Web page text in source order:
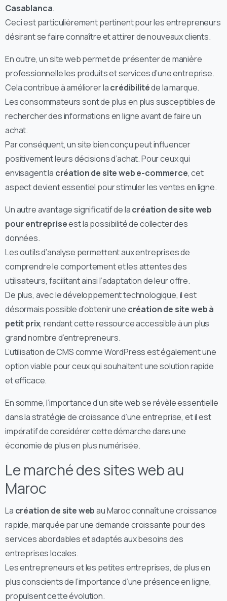
Casablanca.
Ceci est particulièrement pertinent pour les entrepreneurs
désirant se faire connaître et attirer de nouveaux clients.
En outre, un site web permet de présenter de manière
professionnelle les produits et services d’une entreprise.
Cela contribue à améliorer lacrédibilitéde la marque.
Les consommateurs sont de plus en plus susceptibles de
rechercher des informations en ligne avant de faire un
achat.
Par conséquent, un site bien conçu peut influencer
positivement leurs décisions d’achat. Pour ceux qui
envisagent la création de site web e-commerce, cet
aspect devient essentiel pour stimuler les ventes en ligne.
Un autre avantage significatif de lacréation de site web
pour entrepriseest la possibilité de collecter des
données.
Les outils d’analyse permettent aux entreprises de
comprendre le comportement et les attentes des
utilisateurs, facilitant ainsi l’adaptation de leur offre.
De plus, avec le développement technologique, il est
désormais possible d’obtenir une création de site web à
petit prix, rendant cette ressource accessible à un plus
grand nombre d’entrepreneurs.
L’utilisation de CMS comme WordPress est également une
option viable pour ceux qui souhaitent une solution rapide
et efficace.
En somme, l’importance d’un site web se révèle essentielle
dans la stratégie de croissance d’une entreprise, et il est
impératif de considérer cette démarche dans une
économie de plus en plus numérisée.
Le marché des sites web au
Maroc
La création de site webau Maroc connaît une croissance
rapide, marquée par une demande croissante pour des
services abordables et adaptés aux besoins des
entreprises locales.
Les entrepreneurs et les petites entreprises, de plus en
plus conscients de l’importance d’une présence en ligne,
propulsent cette évolution.